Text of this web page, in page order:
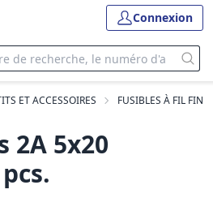
Connexion
ET ACCESSOIRES FUSIBLES À FIL FIN
2A 5x20